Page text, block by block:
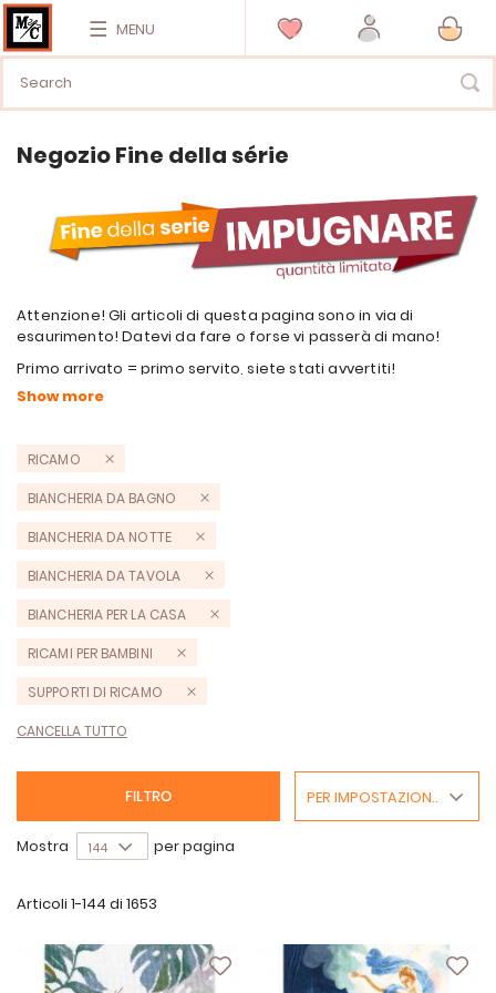
MENU
Negozio Fine della série
Attenzione! Gli articoli di questa pagina sono in via di
esaurimento! Datevi da fare o forse vi passerà di mano!
Primo arrivato = primo servito, siete stati avvertiti!
Forse troverete un buon affare nella
Articoli 1-144 di 1653
PER IMPOSTAZIONE PREDEFINITA
Mostra per pagina
FILTRO
RICAMO
BIANCHERIA DA BAGNO
BIANCHERIA DA NOTTE
BIANCHERIA DA TAVOLA
BIANCHERIA PER LA CASA
RICAMI PER BAMBINI
SUPPORTI DI RICAMO
CANCELLA TUTTO